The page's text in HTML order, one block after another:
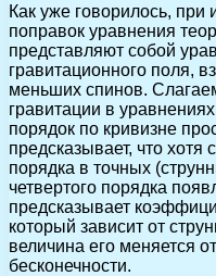
Как уже говорилось, при
поправок уравнения
представляют собой
гравитационного поля,
меньших спинов.
гравитации в
порядок по кривизне
предсказывает, что хотя
порядка в точных
четвертого порядка
предсказывает
который зависит от
величина его меняется
бесконечности.